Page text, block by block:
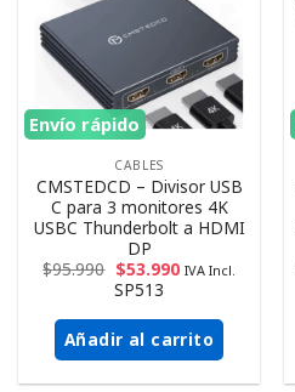
Envío rápido
CABLES
CMSTEDCD – Divisor USB
C para 3 monitores 4K
USBC Thunderbolt a HDMI
DP
$95.990 $53.990 IVA Incl.
SP513
Añadir al carrito